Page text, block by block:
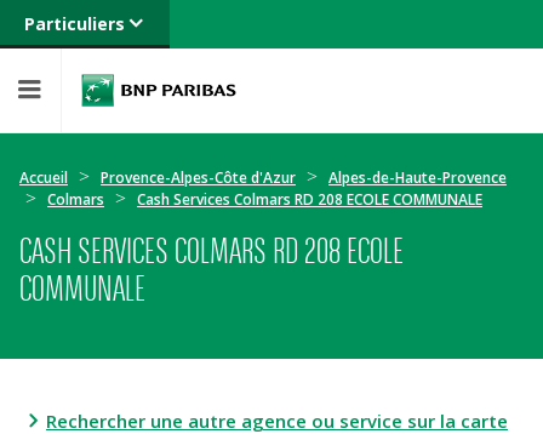
Particuliers
Banque privée
Entreprises
Accueil Provence-Alpes-Côte d'Azur
Alpes-de-Haute-Provence
Colmars
Cash Services Colmars RD 208 ECOLE COMMUNALE
CASH SERVICES COLMARS RD 208 ECOLE
COMMUNALE
Rechercher une autre agence ou service sur la carte